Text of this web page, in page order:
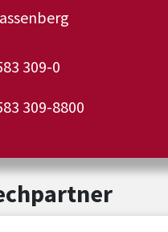
309-0
309-8800